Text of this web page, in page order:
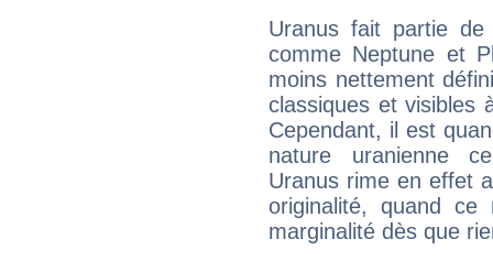
Uranus fait partie
comme Neptune et
moins nettement
classiques et visibles
Cependant, il est
nature uranienne
Uranus rime en effet
originalité, quand ce
marginalité dès que